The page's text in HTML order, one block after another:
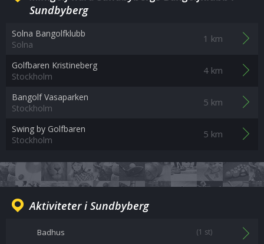
Sundbyberg
Solna Bangolfklubb
Solna
1 km
Golfbaren Kristineberg
Stockholm
4 km
Bangolf Vasaparken
Stockholm
5 km
Swing by Golfbaren
Stockholm
5 km
Aktiviteter i Sundbyberg
Badhus (1 st)